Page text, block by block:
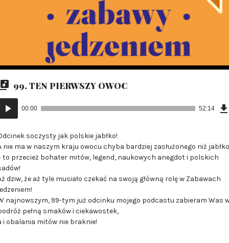
99. TEN PIERWSZY OWOC
00:00 52:14
soczysty jak polskie jabłko!
nie ma w naszym kraju owocu chyba bardziej zasłużonego niż jabłko
to przecież bohater mitów, legend, naukowych anegdot i polskich
dziw, że aż tyle musiało czekać na swoją główną rolę w Zabawach
najnowszym, 99-tym już odcinku mojego podcastu zabieram Was
pełną smaków i ciekawostek,
i obalania mitów nie braknie!